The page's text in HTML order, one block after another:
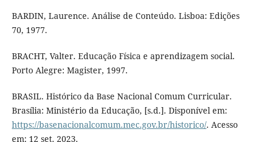
BARDIN, Laurence. Análise de Conteúdo. Lisboa: Edições
70, 1977.
BRACHT, Valter. Educação Física e aprendizagem social.
Porto Alegre: Magister, 1997.
BRASIL. Histórico da Base Nacional Comum Curricular.
Brasília: Ministério da Educação, [s.d.]. Disponível em:
https://basenacionalcomum.mec.gov.br/historico/. Acesso
em: 12 set. 2023.